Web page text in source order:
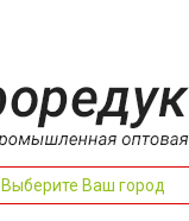
Выберите Ваш город